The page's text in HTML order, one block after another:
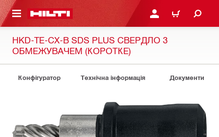
ЗМІСТУ УВІЙТИ АБО
КОШИК
HKD-TE-CX-B SDS PLUS СВЕРДЛО З
ОБМЕЖУВАЧЕМ (КОРОТКЕ)
Конфігуратор Технічна інформація Документи